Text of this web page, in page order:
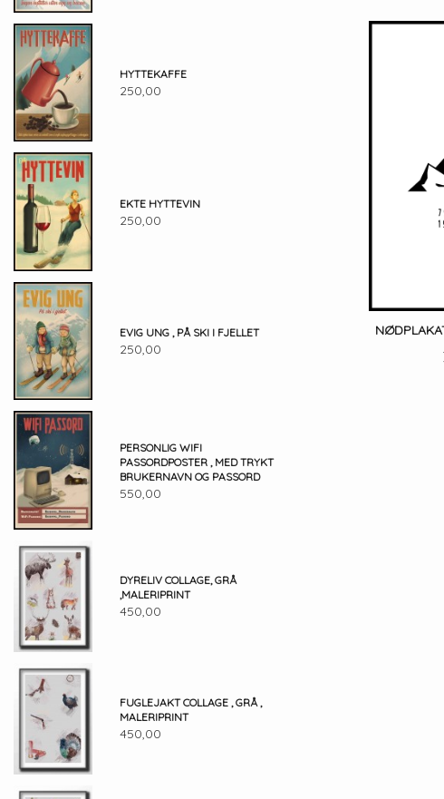
HYTTEKAFFE
250,00
EKTE HYTTEVIN
250,00
EVIG UNG , PÅ SKI I FJELLET
250,00
PERSONLIG WIFI
PASSORDPOSTER , MED TRYKT
BRUKERNAVN OG PASSORD
550,00
DYRELIV COLLAGE, GRÅ
,MALERIPRINT
450,00
FUGLEJAKT COLLAGE , GRÅ ,
MALERIPRINT
450,00